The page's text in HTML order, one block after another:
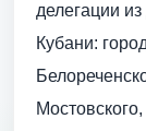
делегации
Кубани: